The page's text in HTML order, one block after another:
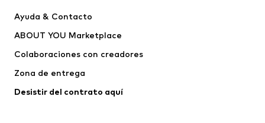
Lindex
Ayuda & Contacto
ABOUT YOU Marketplace
Colaboraciones con creadores
Zona de entrega
Desistir del contrato aquí